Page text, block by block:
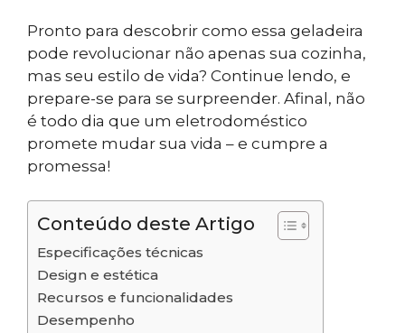
Pronto para descobrir como essa geladeira
pode revolucionar não apenas sua cozinha,
mas seu estilo de vida? Continue lendo, e
prepare-se para se surpreender. Afinal, não
é todo dia que um eletrodoméstico
promete mudar sua vida – e cumpre a
promessa!
Conteúdo deste Artigo
Especificações técnicas
Design e estética
Recursos e funcionalidades
Desempenho